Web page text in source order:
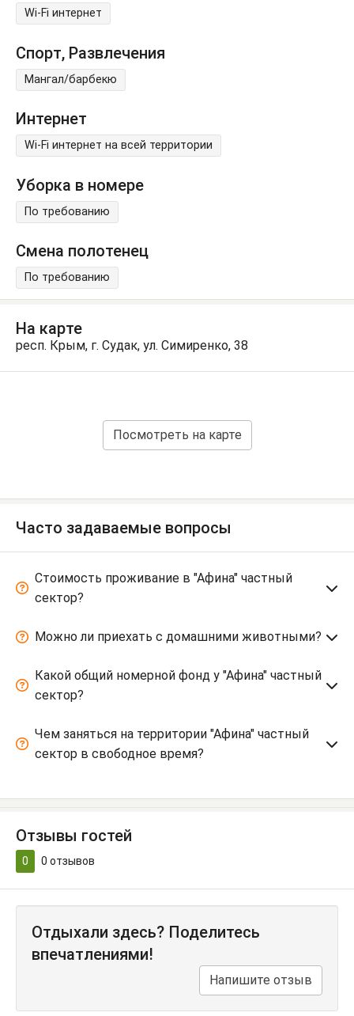
Wi-Fi интернет
Спорт, Развлечения
Мангал/барбекю
Интернет
Wi-Fi интернет на всей территории
Уборка в номере
По требованию
Смена полотенец
По требованию
На карте
респ. Крым, г. Судак, ул. Симиренко, 38
Посмотреть на карте
Часто задаваемые вопросы
Стоимость проживание в "Афина" частный
сектор?
Можно ли приехать с домашними животными?
Какой общий номерной фонд у "Афина" частный
сектор?
Чем заняться на территории "Афина" частный
сектор в свободное время?
Отзывы гостей
0 0 отзывов
Отдыхали здесь? Поделитесь
впечатлениями!
Напишите отзыв